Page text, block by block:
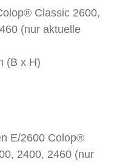
Classic 2600,
(nur aktuelle
(B x H)
E/2600 Colop®
2400, 2460 (nur